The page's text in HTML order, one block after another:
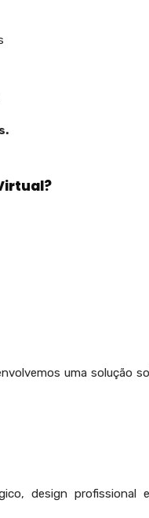
uma solução
design profissional